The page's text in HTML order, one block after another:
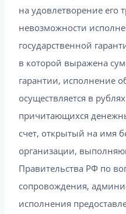
на удовлетворение его
невозможности
государственной
в которой выражена
гарантии, исполнение
осуществляется в
причитающихся
счет, открытый на имя
организации,
Правительства РФ по
сопровождения,
исполнения